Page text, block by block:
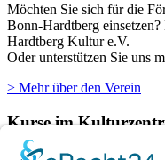
Möchten Sie sich für die
Bonn-Hardtberg
Hardtberg Kultur e.V.
Oder unterstützen Sie uns
> Mehr über den Verein
Kurse im